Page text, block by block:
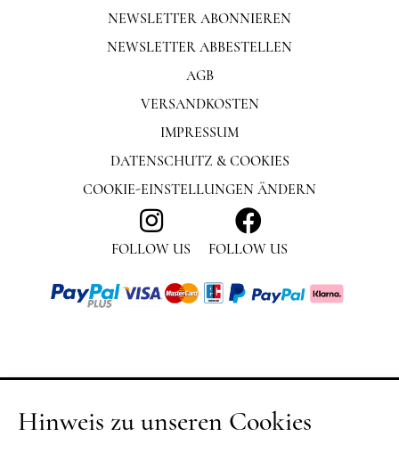
NEWSLETTER ABONNIEREN
NEWSLETTER ABBESTELLEN
FOLLOW US FOLLOW US
AGB
VERSANDKOSTEN
IMPRESSUM
DATENSCHUTZ & COOKIES
COOKIE-EINSTELLUNGEN ÄNDERN
Hinweis zu unseren Cookies